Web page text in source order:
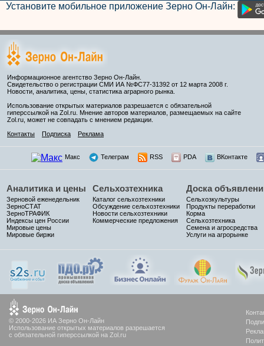
Установите мобильное приложение Зерно Он-Лайн:
Информационное агентство Зерно Он-Лайн.
Свидетельство о регистрации СМИ ИА №ФС77-31392 от 12 марта 2008 г.
Новости, аналитика, цены, статистика аграрного рынка.
Использование открытых материалов разрешается с обязательной
гиперссылкой на Zol.ru. Мнение авторов материалов, размещаемых на сайте
Zol.ru, может не совпадать с мнением редакции.
Контакты
Подписка Реклама
Макс Телеграм RSS PDA ВКонтакте
Аналитика и цены
Зерновой еженедельник
ЗерноСТАТ
ЗерноТРАФИК
Индексы цен России
Мировые цены
Мировые биржи
Сельхозтехника
Каталог сельхозтехники
Обсуждение сельхозтехники
Новости сельхозтехники
Коммерческие предложения
Доска
Сельхозкультуры
Продукты переработки
Корма
Сельхозтехника
Семена и агросредства
Услуги на агрорынке
© 2000-2026 ИА Зерно Он-Лайн
Использование открытых материалов разрешается
с обязательной гиперссылкой на Zol.ru